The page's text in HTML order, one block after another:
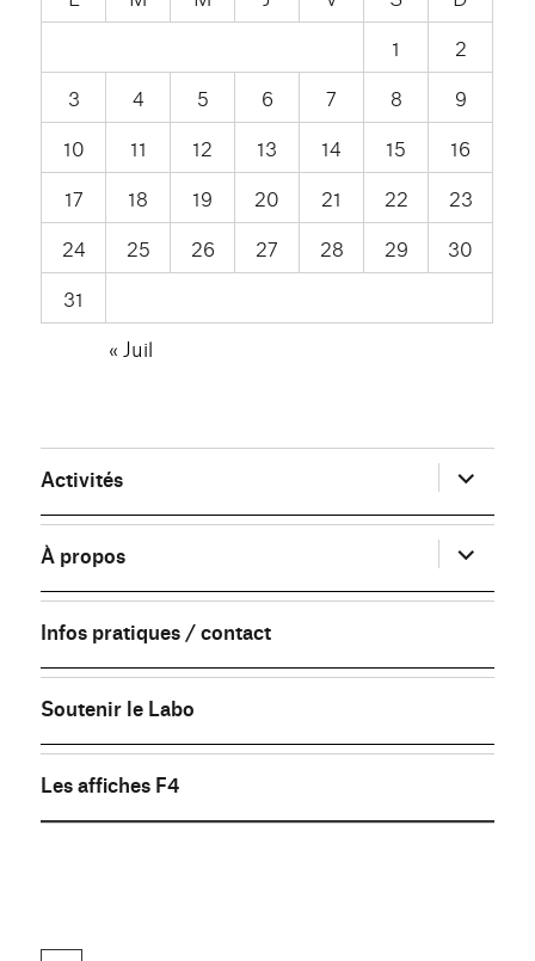
1
2
3
4 5 6 7 8
9
10
11 12 13 14 15
16
17
18 19 20 21 22
23
24
25 26 27 28 29
30
31
« Juil
Activités ouvrir
le
sous-
menu
À propos
ouvrir
le
sous-
menu
Infos pratiques / contact
Soutenir le Labo
Les affiches F4